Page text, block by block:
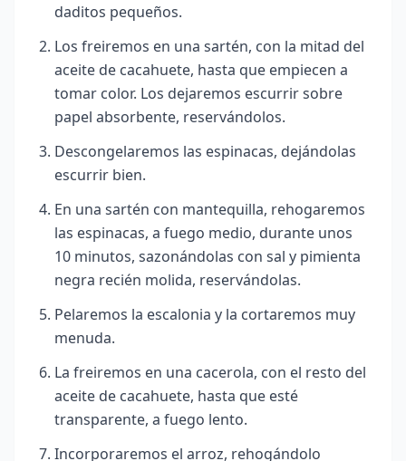
daditos pequeños.
Los freiremos en una sartén, con la mitad del
aceite de cacahuete, hasta que empiecen a
tomar color. Los dejaremos escurrir sobre
papel absorbente, reservándolos.
Descongelaremos las espinacas, dejándolas
escurrir bien.
En una sartén con mantequilla, rehogaremos
las espinacas, a fuego medio, durante unos
10 minutos, sazonándolas con sal y pimienta
negra recién molida, reservándolas.
Pelaremos la escalonia y la cortaremos muy
menuda.
La freiremos en una cacerola, con el resto del
aceite de cacahuete, hasta que esté
transparente, a fuego lento.
Incorporaremos el arroz, rehogándolo